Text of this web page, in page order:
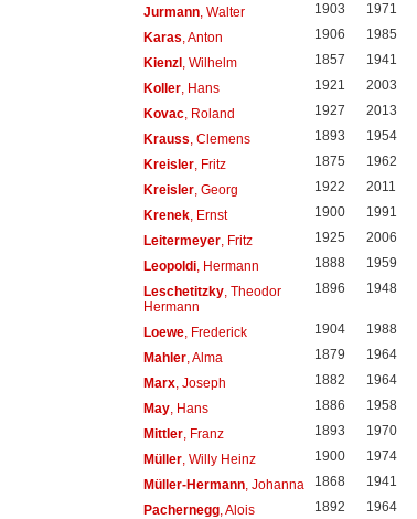
Jurmann, Walter 1903 1971
Karas , Anton 1906 1985
Kienzl, Wilhelm 1857 1941
Koller, Hans 1921 2003
Kovac, Roland 1927 2013
Krauss , Clemens 1893 1954
Kreisler, Fritz 1875 1962
Kreisler, Georg 1922 2011
Krenek, Ernst 1900 1991
Leitermeyer, Fritz 1925 2006
Leopoldi, Hermann 1888 1959
Leschetitzky, Theodor
Hermann
1896 1948
Loewe, Frederick 1904 1988
Mahler, Alma 1879 1964
Marx, Joseph 1882 1964
May, Hans 1886 1958
Mittler, Franz 1893 1970
Müller, Willy Heinz 1900 1974
Müller-Hermann, Johanna 1868 1941
Pachernegg, Alois 1892 1964